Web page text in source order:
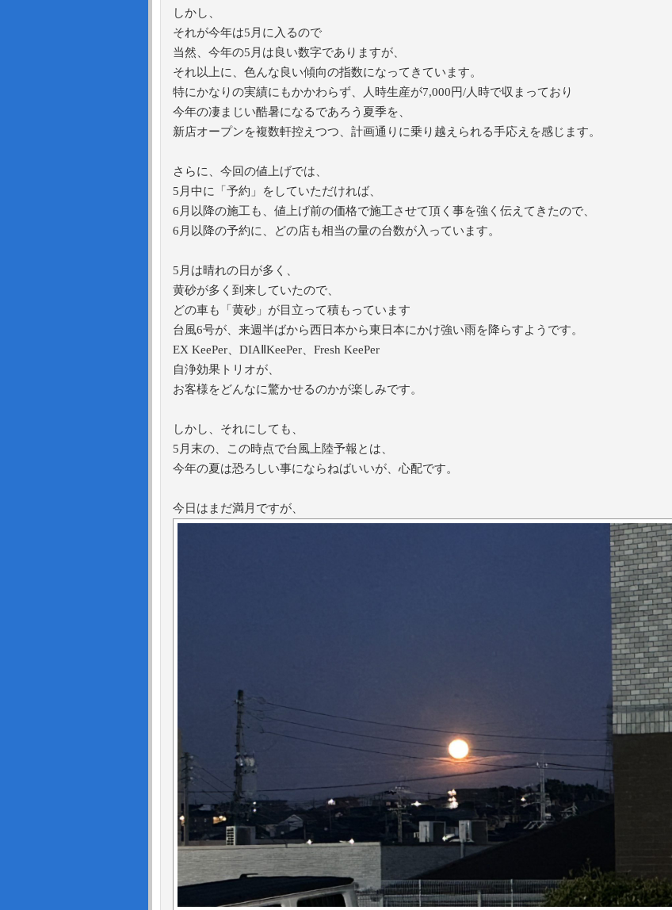
しかし、
それが今年は5月に入るので
当然、今年の5月は良い数字でありますが、
それ以上に、色んな良い傾向の指数になってきています。
特にかなりの実績にもかかわらず、人時生産が7,000円/人時で収まっており
今年の凄まじい酷暑になるであろう夏季を、
新店オープンを複数軒控えつつ、計画通りに乗り越えられる手応えを感じます。
さらに、今回の値上げでは、
5月中に「予約」をしていただければ、
6月以降の施工も、値上げ前の価格で施工させて頂く事を強く伝えてきたので、
6月以降の予約に、どの店も相当の量の台数が入っています。
5月は晴れの日が多く、
黄砂が多く到来していたので、
どの車も「黄砂」が目立って積もっています
台風6号が、来週半ばから西日本から東日本にかけ強い雨を降らすようです。
EX KeePer、DIAⅡKeePer、Fresh KeePer
自浄効果トリオが、
お客様をどんなに驚かせるのかが楽しみです。
しかし、それにしても、
5月末の、この時点で台風上陸予報とは、
今年の夏は恐ろしい事にならねばいいが、心配です。
今日はまだ満月ですが、